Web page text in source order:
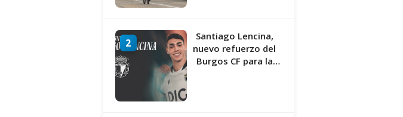
2
Santiago Lencina,
nuevo refuerzo del
Burgos CF para la